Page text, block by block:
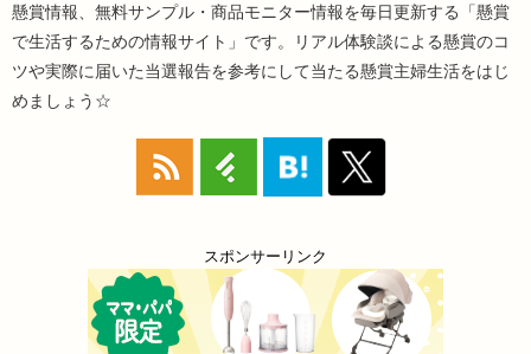
懸賞情報、無料サンプル・商品モニター情報を毎日更新する「懸賞
で生活するための情報サイト」です。リアル体験談による懸賞のコ
ツや実際に届いた当選報告を参考にして当たる懸賞主婦生活をはじ
めましょう☆
スポンサーリンク